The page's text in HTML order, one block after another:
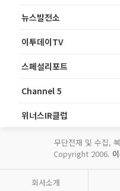
뉴스발전소
이투데이TV
스페셜리포트
Channel 5
위너스IR클럽
무단전재 및 수집,
Copyright 2006.
회사소개